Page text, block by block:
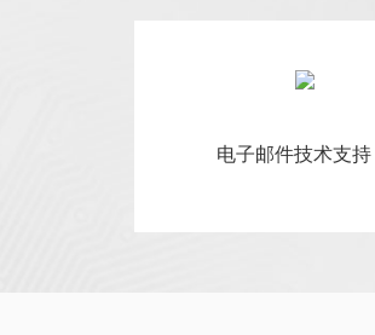
电子邮件技术支持